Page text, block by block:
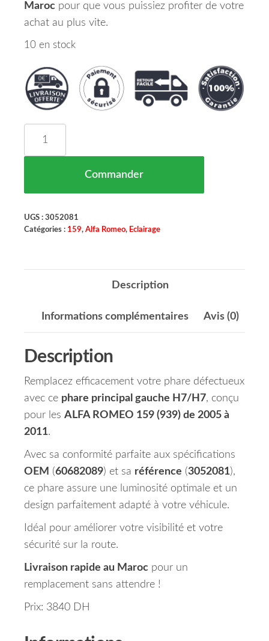
Maroc pour que vous puissiez profiter de votre
achat au plus vite.
10 en stock
Commander
UGS : 3052081
Catégories : 159, Alfa Romeo, Eclairage
Description
Informations complémentaires Avis (0)
Description
Remplacez efficacement votre phare défectueux
avec ce phare principal gauche H7/H7, conçu
pour les ALFA ROMEO 159 (939) de 2005 à
2011.
Avec sa conformité parfaite aux spécifications
OEM (60682089) et sa référence (3052081),
ce phare assure une luminosité optimale et un
design parfaitement adapté à votre véhicule.
Idéal pour améliorer votre visibilité et votre
sécurité sur la route.
Livraison rapide au Maroc pour un
remplacement sans attendre !
Prix: 3840 DH